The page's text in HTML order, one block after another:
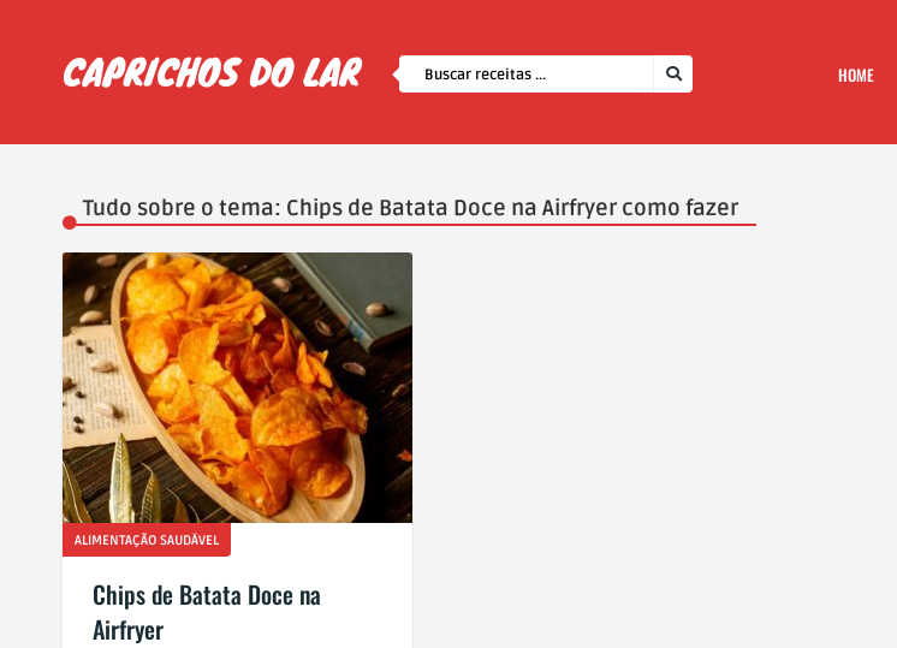
HOME
Tudo sobre o tema: Chips de Batata Doce na Airfryer como fazer
ALIMENTAÇÃO SAUDÁVEL
Chips de Batata Doce na
Airfryer